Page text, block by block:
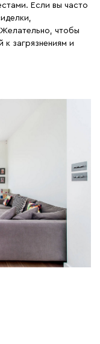
Если вы часто
чтобы
загрязнениям и